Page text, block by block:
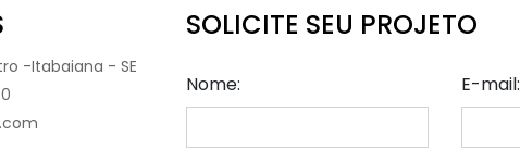
-Itabaiana - SE
SOLICITE SEU PROJETO
Nome: E-mail: